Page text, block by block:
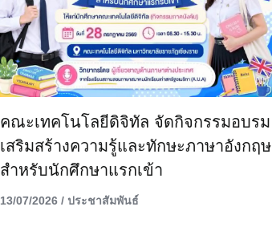
คณะเทคโนโลยีดิจิทัล จัดกิจกรรมอบรม
เสริมสร้างความรู้และทักษะภาษาอังกฤษ
สำหรับนักศึกษาแรกเข้า
13/07/2026 / ประชาสัมพันธ์